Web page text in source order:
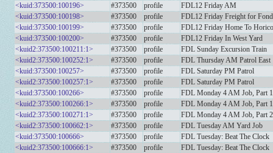
<kuid:373500:100196>
#373500 profile
FDL12 Friday AM
<kuid:373500:100198>
#373500 profile
FDL12 Friday Freight for
<kuid:373500:100199>
#373500 profile
FDL12 Friday Home To
<kuid:373500:100200>
#373500 profile
FDL12 Friday In West Yard
<kuid2:373500:100211:1>
#373500 profile
FDL Sunday Excursion Train
<kuid2:373500:100252:1>
#373500 profile
FDL Thursday AM Patrol East
<kuid:373500:100257>
#373500 profile
FDL Saturday PM Patrol
<kuid2:373500:100257:1>
#373500 profile
FDL Saturday PM Patrol
<kuid:373500:100266>
#373500 profile
FDL Monday 4 AM Job, Part 1
<kuid2:373500:100266:1>
#373500 profile
FDL Monday 4 AM Job, Part 1
<kuid2:373500:100271:1>
#373500 profile
FDL Monday 4 AM Job, Part 2
<kuid2:373500:100662:1>
#373500 profile
FDL Tuesday AM Yard Job
<kuid:373500:100666>
#373500 profile
FDL Tuesday: Beat The Clock
<kuid2:373500:100666:1>
#373500 profile
FDL Tuesday: Beat The Clock